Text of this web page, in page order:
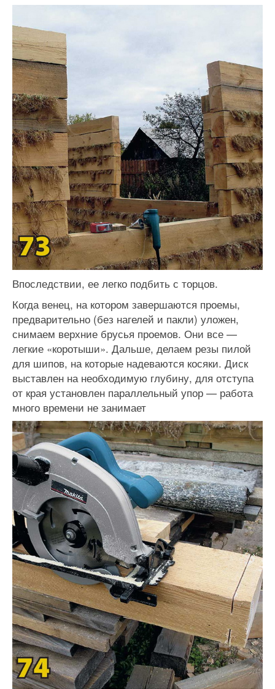
Впоследствии, ее легко подбить с торцов.
Когда венец, на котором завершаются проемы,
предварительно (без нагелей и пакли) уложен,
снимаем верхние брусья проемов. Они все —
легкие «коротыши». Дальше, делаем резы пилой
для шипов, на которые надеваются косяки. Диск
выставлен на необходимую глубину, для отступа
от края установлен параллельный упор — работа
много времени не занимает